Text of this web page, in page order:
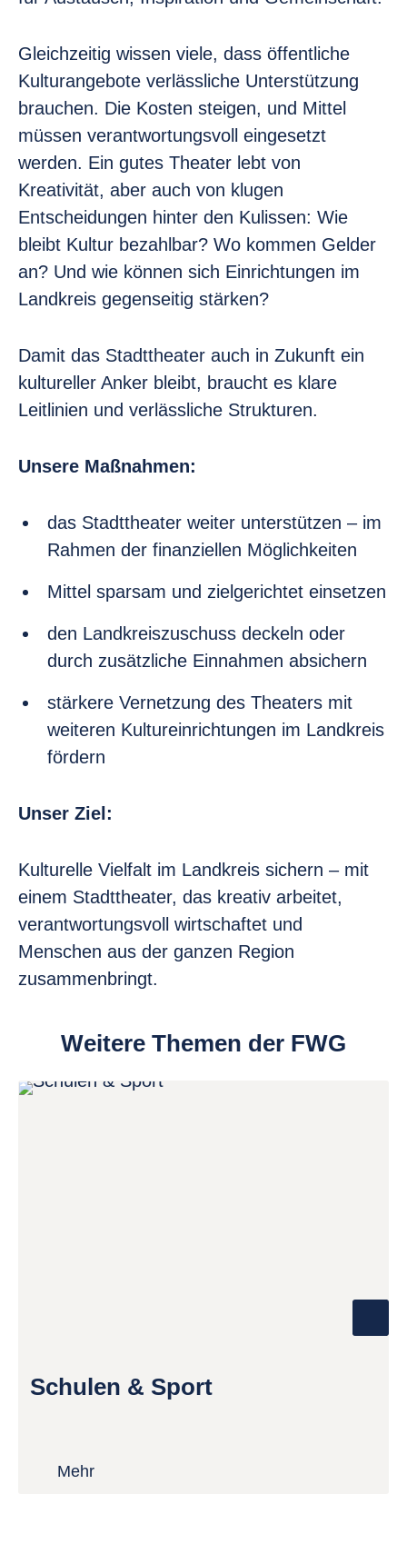
Gleichzeitig wissen viele, dass öffentliche
Kulturangebote verlässliche Unterstützung
brauchen. Die Kosten steigen, und Mittel
müssen verantwortungsvoll eingesetzt
werden. Ein gutes Theater lebt von
Kreativität, aber auch von klugen
Entscheidungen hinter den Kulissen: Wie
bleibt Kultur bezahlbar? Wo kommen Gelder
an? Und wie können sich Einrichtungen im
Landkreis gegenseitig stärken?
Damit das Stadttheater auch in Zukunft ein
kultureller Anker bleibt, braucht es klare
Leitlinien und verlässliche Strukturen.
Unsere Maßnahmen:
das Stadttheater weiter unterstützen – im
Rahmen der finanziellen Möglichkeiten
Mittel sparsam und zielgerichtet einsetzen
den Landkreiszuschuss deckeln oder
durch zusätzliche Einnahmen absichern
stärkere Vernetzung des Theaters mit
weiteren Kultureinrichtungen im Landkreis
fördern
Unser Ziel:
Kulturelle Vielfalt im Landkreis sichern – mit
einem Stadttheater, das kreativ arbeitet,
verantwortungsvoll wirtschaftet und
Menschen aus der ganzen Region
zusammenbringt.
Weitere Themen der FWG
Schulen & Sport
Mehr